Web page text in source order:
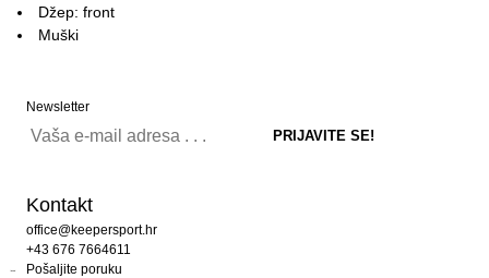
Džep: front
Muški
Newsletter
Kontakt
office@keepersport.hr
+43 676 7664611
Pošaljite poruku